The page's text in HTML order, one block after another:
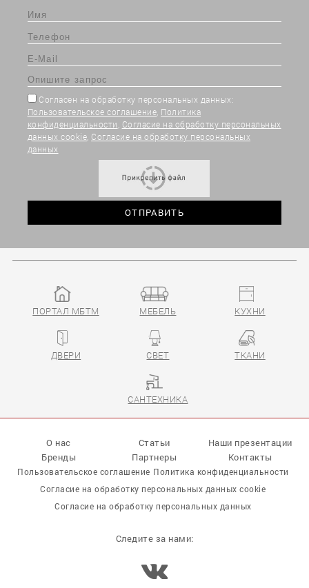
Согласен на обработку персональных данных:
Пользовательское соглашение Политика
конфиденциальности Согласие на обработку персональных
данных cookie Согласие на обработку персональных
данных
ПОРТАЛ МБТМ МЕБЕЛЬ КУХНИ
ДВЕРИ СВЕТ ТКАНИ
САНТЕХНИКА
О нас Статьи
Наши презентации
Бренды
Партнеры Контакты
Пользовательское соглашение Политика конфиденциальности
Согласие на обработку персональных данных cookie
Согласие на обработку персональных данных
Следите за нами: